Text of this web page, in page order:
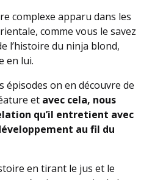
complexe apparu dans les
comme vous le savez
l’histoire du ninja blond,
en lui.
épisodes on en découvre de
et avec cela, nous
qu’il entretient avec
au fil du
en tirant le jus et le